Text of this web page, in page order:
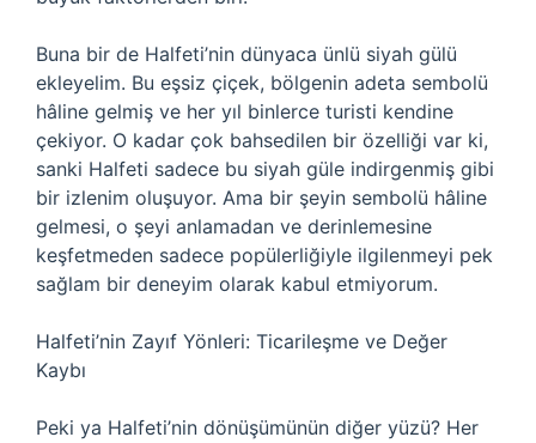
Buna bir de Halfeti’nin dünyaca ünlü siyah gülü
ekleyelim. Bu eşsiz çiçek, bölgenin adeta sembolü
hâline gelmiş ve her yıl binlerce turisti kendine
çekiyor. O kadar çok bahsedilen bir özelliği var ki,
sanki Halfeti sadece bu siyah güle indirgenmiş gibi
bir izlenim oluşuyor. Ama bir şeyin sembolü hâline
gelmesi, o şeyi anlamadan ve derinlemesine
keşfetmeden sadece popülerliğiyle ilgilenmeyi pek
sağlam bir deneyim olarak kabul etmiyorum.
Halfeti’nin Zayıf Yönleri: Ticarileşme ve Değer
Kaybı
Peki ya Halfeti’nin dönüşümünün diğer yüzü? Her